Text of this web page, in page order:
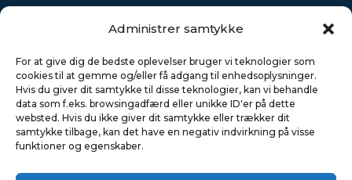
Administrer samtykke
For at give dig de bedste oplevelser bruger vi teknologier som
cookies til at gemme og/eller få adgang til enhedsoplysninger.
Hvis du giver dit samtykke til disse teknologier, kan vi behandle
data som f.eks. browsingadfærd eller unikke ID'er på dette
websted. Hvis du ikke giver dit samtykke eller trækker dit
samtykke tilbage, kan det have en negativ indvirkning på visse
funktioner og egenskaber.
kvalificerede medarbejdere i Danmark og Polen, en af de
mest moderne maskinparker samt et effektivt styret
kvalitetssikringssystem – certificeret i.h.t. DS/ISO
9001:2015.